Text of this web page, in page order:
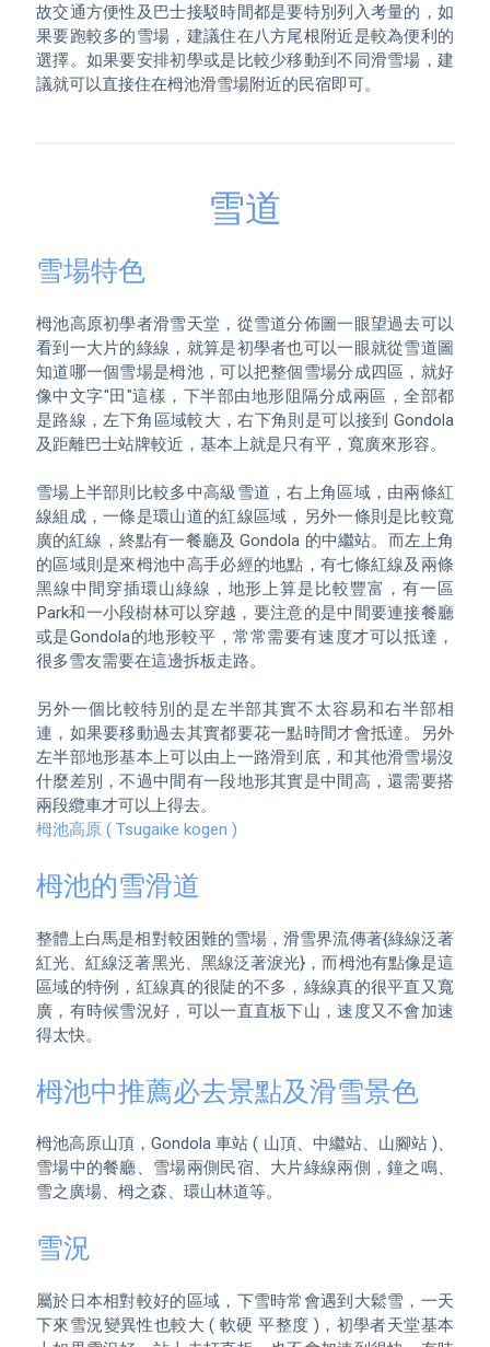
故交通方便性及巴士接駁時間都是要特別列入考量的，如
果要跑較多的雪場，建議住在八方尾根附近是較為便利的
選擇。如果要安排初學或是比較少移動到不同滑雪場，建
議就可以直接住在栂池滑雪場附近的民宿即可。
雪道
雪場特色
栂池高原初學者滑雪天堂，從雪道分佈圖一眼望過去可以
看到一大片的綠線，就算是初學者也可以一眼就從雪道圖
知道哪一個雪場是栂池，可以把整個雪場分成四區，就好
像中文字"田"這樣，下半部由地形阻隔分成兩區，全部都
是路線，左下角區域較大，右下角則是可以接到 Gondola
及距離巴士站牌較近，基本上就是只有平，寬廣來形容。
雪場上半部則比較多中高級雪道，右上角區域，由兩條紅
線組成，一條是環山道的紅線區域，另外一條則是比較寬
廣的紅線，終點有一餐廳及 Gondola 的中繼站。而左上角
的區域則是來栂池中高手必經的地點，有七條紅線及兩條
黑線中間穿插環山綠線，地形上算是比較豐富，有一區
Park和一小段樹林可以穿越，要注意的是中間要連接餐廳
或是Gondola的地形較平，常常需要有速度才可以抵達，
很多雪友需要在這邊拆板走路。
另外一個比較特別的是左半部其實不太容易和右半部相
連，如果要移動過去其實都要花一點時間才會抵達。另外
左半部地形基本上可以由上一路滑到底，和其他滑雪場沒
什麼差別，不過中間有一段地形其實是中間高，還需要搭
栂池高原 ( Tsugaike kogen )
栂池的雪滑道
整體上白馬是相對較困難的雪場，滑雪界流傳著{綠線泛著
紅光、紅線泛著黑光、黑線泛著淚光}，而栂池有點像是這
區域的特例，紅線真的很陡的不多，綠線真的很平直又寬
廣，有時候雪況好，可以一直直板下山，速度又不會加速
栂池中推薦必去景點及滑雪景色
栂池高原山頂，Gondola 車站 ( 山頂、中繼站、山腳站 )、
雪場中的餐廳、雪場兩側民宿、大片綠線兩側，鐘之鳴、
雪況
屬於日本相對較好的區域，下雪時常會遇到大鬆雪，一天
下來雪況變異性也較大 ( 軟硬 平整度 )，初學者天堂基本